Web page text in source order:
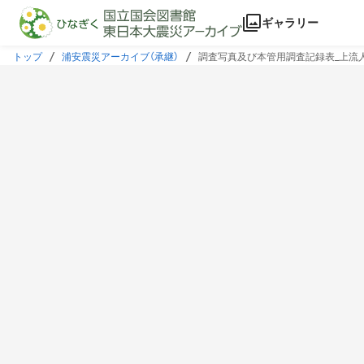
本文に飛ぶ
ギャラリー
トップ 浦安震災アーカイブ（承継） 調査写真及び本管用調査記録表_上流